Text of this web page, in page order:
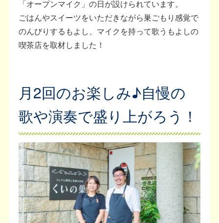
「オープンマイク」の日が設けられています。
ごはんやスイーツをいただきながら巣ごもり感覚で
のんびりするもよし、マイクを持って歌うもよしの
喫茶店を取材しました！
月2回のお楽しみ♪自慢の
歌や演奏で盛り上がろう！